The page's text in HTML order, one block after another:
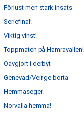
Förlust men stark insats
Seriefinal!
Viktig vinst!
Toppmatch på Hamravallen!
Oavgjort i derbyt
Genevad/Veinge borta
Hemmaseger!
Norvalla hemma!